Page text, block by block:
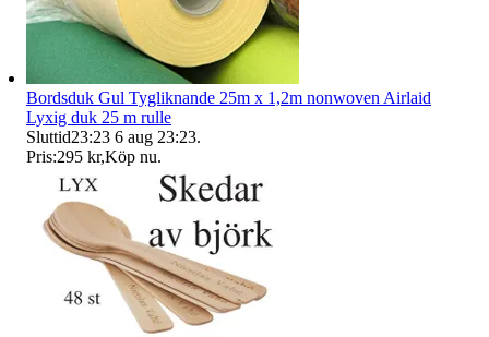
Bordsduk Gul Tygliknande 25m x 1,2m nonwoven Airlaid
Lyxig duk 25 m rulle
Sluttid23:23 6 aug 23:23.
Pris:295 kr,Köp nu.